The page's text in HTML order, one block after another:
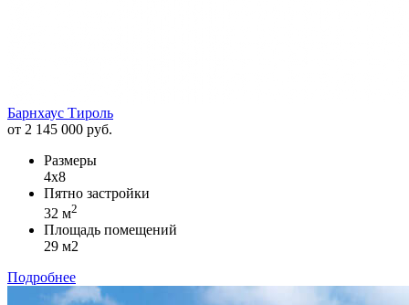
Барнхаус Тироль
от 2 145 000 руб.
Размеры
4х8
Пятно застройки
32 м2
Площадь помещений
29 м2
Подробнее